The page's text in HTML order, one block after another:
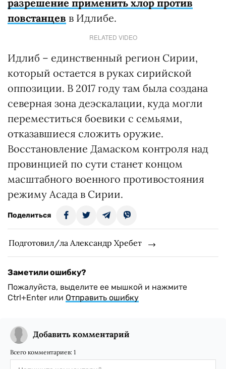
разрешение применить хлор против
повстанцев в Идлибе.
RELATED VIDEO
Идлиб – единственный регион Сирии,
который остается в руках сирийской
оппозиции. В 2017 году там была создана
северная зона деэскалации, куда могли
переместиться боевики с семьями,
отказавшиеся сложить оружие.
Восстановление Дамаском контроля над
провинцией по сути станет концом
масштабного военного противостояния
режиму Асада в Сирии.
Поделиться
Подготовил/ла Александр Хребет
Заметили ошибку?
Пожалуйста, выделите ее мышкой и нажмите
Ctrl+Enter или Отправить ошибку
Добавить комментарий
Всего комментариев: 1